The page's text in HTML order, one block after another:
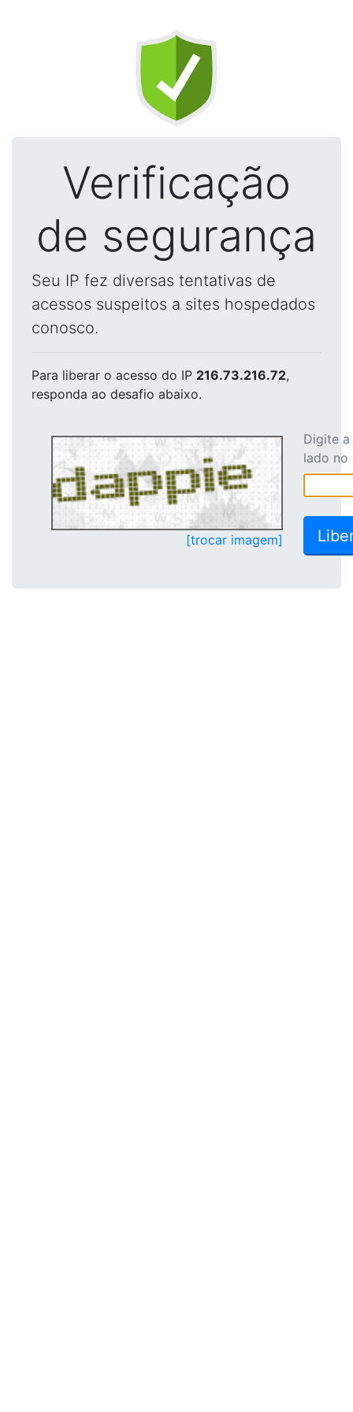
Verificação
de segurança
Seu IP fez diversas tentativas de
acessos suspeitos a sites hospedados
conosco.
Para liberar o acesso do IP 216.73.216.72,
responda ao desafio abaixo.
[trocar imagem]
Digite
lado no